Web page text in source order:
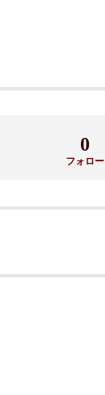
0
フォロー